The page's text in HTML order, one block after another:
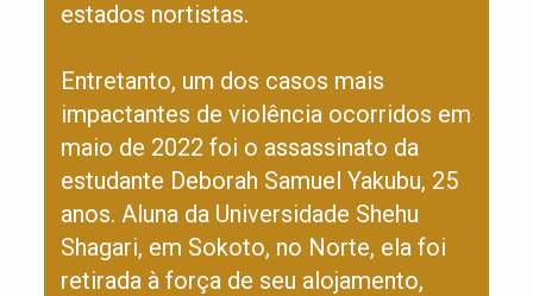
estados nortistas.
Entretanto, um dos casos mais
impactantes de violência ocorridos em
maio de 2022 foi o assassinato da
estudante Deborah Samuel Yakubu, 25
anos. Aluna da Universidade Shehu
Shagari, em Sokoto, no Norte, ela foi
retirada à força de seu alojamento,